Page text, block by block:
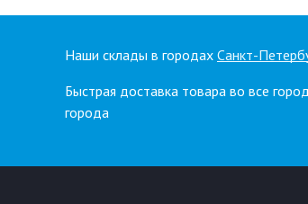
Наши склады в городах Санкт-
Быстрая доставка товара во все
города